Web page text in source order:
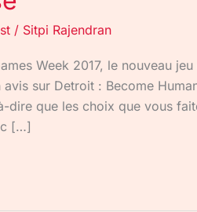
/ Sitpi Rajendran
Week 2017, le nouveau
sur Detroit : Become
dire que les choix que vous
[…]